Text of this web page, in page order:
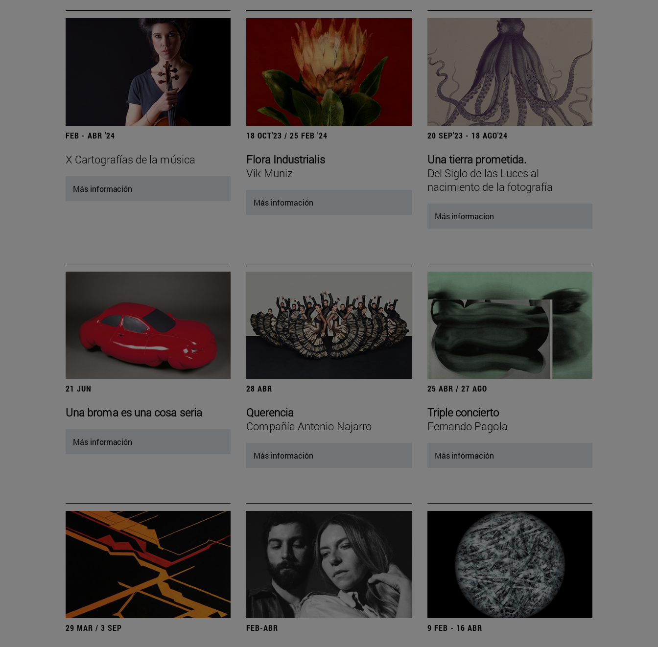
FEB - ABR '24
X Cartografías de la música
Más información
18 OCT'23 / 25 FEB '24
Flora Industrialis
Vik Muniz
Más información
20 SEP'23 - 18 AGO'24
Una tierra prometida.
Del Siglo de las Luces al
nacimiento de la fotografía
Más informacion
21 JUN
Una broma es una cosa seria
Más información
28 ABR
Querencia
Compañía Antonio Najarro
Más información
25 ABR / 27 AGO
Triple concierto
Fernando Pagola
Más información
29 MAR / 3 SEP FEB-ABR 9 FEB - 16 ABR